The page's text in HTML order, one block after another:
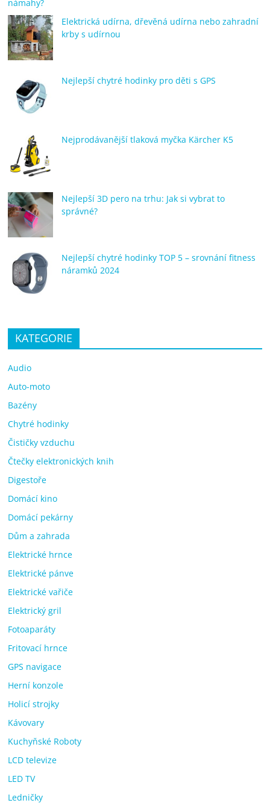
námahy?
Elektrická udírna, dřevěná udírna nebo zahradní
krby s udírnou
Nejlepší chytré hodinky pro děti s GPS
Nejprodávanější tlaková myčka Kärcher K5
Nejlepší 3D pero na trhu: Jak si vybrat to
správné?
Nejlepší chytré hodinky TOP 5 – srovnání fitness
náramků 2024
KATEGORIE
Audio
Auto-moto
Bazény
Chytré hodinky
Čističky vzduchu
Čtečky elektronických knih
Digestoře
Domácí kino
Domácí pekárny
Dům a zahrada
Elektrické hrnce
Elektrické pánve
Elektrické vařiče
Elektrický gril
Fotoaparáty
Fritovací hrnce
GPS navigace
Herní konzole
Holicí strojky
Kávovary
Kuchyňské Roboty
LCD televize
LED TV
Ledničky